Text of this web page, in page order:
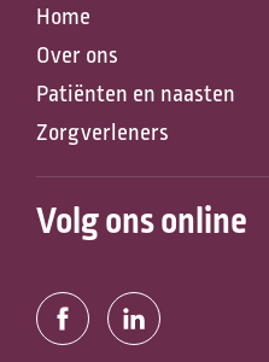
Zoeken naar
Anderen zochten ook
Home
Over ons
Patiënten en naasten
Zorgverleners
Volg ons online